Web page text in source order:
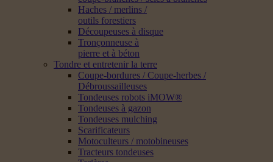
Haches / merlins /
outils forestiers
Découpeuses à disque
Tronçonneuse à
pierre et à béton
Tondre et entretenir la terre
Coupe-bordures / Coupe-herbes /
Débroussailleuses
Tondeuses robots iMOW®
Tondeuses à gazon
Tondeuses mulching
Scarificateurs
Motoculteurs / motobineuses
Tracteurs tondeuses